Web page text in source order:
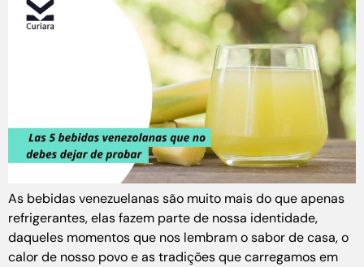
As bebidas venezuelanas são muito mais do que apenas
refrigerantes, elas fazem parte de nossa identidade,
daqueles momentos que nos lembram o sabor de casa, o
calor de nosso povo e as tradições que carregamos em